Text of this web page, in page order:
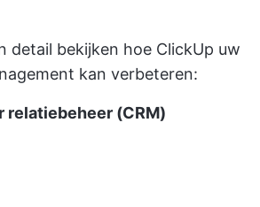
detail bekijken hoe ClickUp uw
kan verbeteren:
relatiebeheer (CRM)